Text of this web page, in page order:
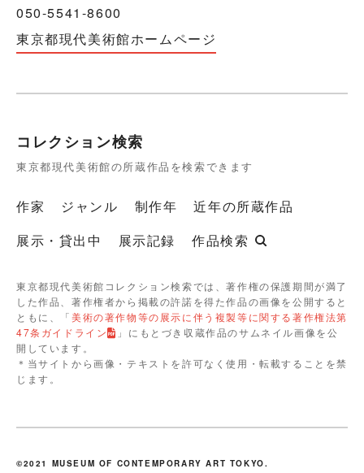
050-5541-8600
東京都現代美術館ホームページ
コレクション検索
東京都現代美術館の所蔵作品を検索できます
作家 ジャンル 制作年
近年の所蔵作品
展示・貸出中
展示記録 作品検索
東京都現代美術館コレクション検索では、著作権の保護期間が満了
した作品、著作権者から掲載の許諾を得た作品の画像を公開すると
ともに、「美術の著作物等の展示に伴う複製等に関する著作権法第
47条ガイドライン
」にもとづき収蔵作品のサムネイル画像を公
開しています。
＊当サイトから画像・テキストを許可なく使用・転載することを禁
じます。
©2021 MUSEUM OF CONTEMPORARY ART TOKYO.